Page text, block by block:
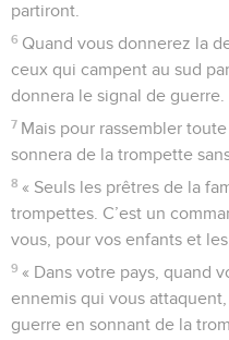
partiront.
6 Quand vous donnerez la
ceux qui campent au sud
donnera le signal de guerre.
7 Mais pour rassembler
sonnera de la trompette
8 « Seuls les prêtres de la
trompettes. C’est un
vous, pour vos enfants et
9 « Dans votre pays, quand
ennemis qui vous
guerre en sonnant de la